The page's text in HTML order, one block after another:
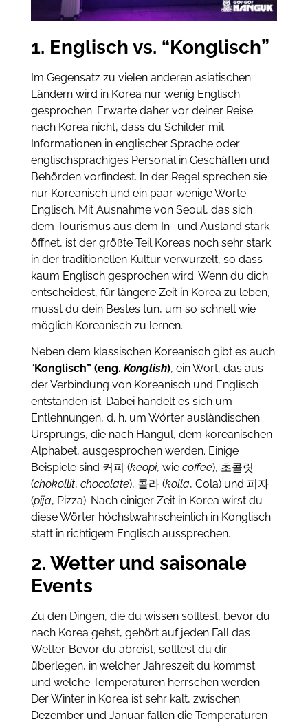
1. Englisch vs. “Konglisch”
Im Gegensatz zu vielen anderen asiatischen
Ländern wird in Korea nur wenig Englisch
gesprochen. Erwarte daher vor deiner Reise
nach Korea nicht, dass du Schilder mit
Informationen in englischer Sprache oder
englischsprachiges Personal in Geschäften und
Behörden vorfindest. In der Regel sprechen sie
nur Koreanisch und ein paar wenige Worte
Englisch. Mit Ausnahme von Seoul, das sich
dem Tourismus aus dem In- und Ausland stark
öffnet, ist der größte Teil Koreas noch sehr stark
in der traditionellen Kultur verwurzelt, so dass
kaum Englisch gesprochen wird. Wenn du dich
entscheidest, für längere Zeit in Korea zu leben,
musst du dein Bestes tun, um so schnell wie
möglich Koreanisch zu lernen.
Neben dem klassischen Koreanisch gibt es auch
“Konglisch” (eng. Konglish), ein Wort, das aus
der Verbindung von Koreanisch und Englisch
entstanden ist. Dabei handelt es sich um
Entlehnungen, d. h. um Wörter ausländischen
Ursprungs, die nach Hangul, dem koreanischen
Alphabet, ausgesprochen werden. Einige
Beispiele sind 커피 (keopi, wiecoffee), 초콜릿
(chokollit, chocolate), 콜라 (kolla, Cola) und 피자
(pija, Pizza). Nach einiger Zeit in Korea wirst du
diese Wörter höchstwahrscheinlich in Konglisch
statt in richtigem Englisch aussprechen.
2. Wetter und saisonale
Events
Zu den Dingen, die du wissen solltest, bevor du
nach Korea gehst, gehört auf jeden Fall das
Wetter. Bevor du abreist, solltest du dir
überlegen, in welcher Jahreszeit du kommst
und welche Temperaturen herrschen werden.
Der Winter in Korea ist sehr kalt, zwischen
Dezember und Januar fallen die Temperaturen